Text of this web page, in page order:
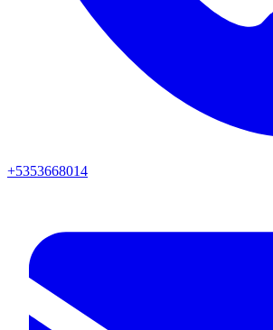
+5353668014